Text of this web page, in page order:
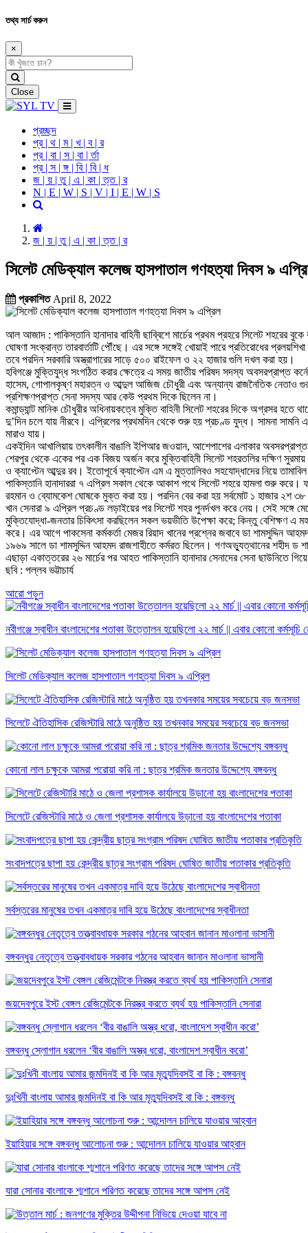
তথ্য সার্চ করুন
×
Close
প্রচ্ছদ
প্র | থ | ম | খ | ব | র
প্র | বা | স | বা | র্তা
প্র | স | ঙ্গ | বি | বি | ধ
জ | য় | তু | এ | কা | ত্ত | র
N | E | W | S | V | I | E | W | S
জ | য় | তু | এ | কা | ত্ত | র
সিলেট মেডিক্যাল কলেজ হাসপাতাল গণহত্যা দিবস ৯
প্রকাশিতApril 8, 2022
আল আজাদ : পাকিস্তানি হানাদার বাহিনী ছাব্বিশে মার্চের প্রথম প্রহরে সিলেট শহরের
ঘোষণা সংক্রান্ত তারবার্তাটি পৌঁছে। এর সঙ্গে সঙ্গেই খোয়াই পারে প্রতিরোধের
তবে পরদিন সরকারি অস্ত্রাগারের সাড়ে ৫০০ রাইফেল ও ২২ হাজার গুলি দখল করা হয়।
হবিগঞ্জে মুক্তিযুদ্ধ সংগঠিত করার ক্ষেত্রে এ সময় জাতীয় পরিষদ সদস্য অবসরপ্রাপ্ত
হাসেম, গোপালকৃষ্ণ মহারত্ন ও আব্দুল আজিজ চৌধুরী এবং অন্যান্য রাজনৈতিক নেতাও
প্রশিক্ষণপ্রাপ্ত সেনা সদস্য আর কেউ প্রথম দিকে ছিলেন না।
কমান্ড্যান্ট মানিক চৌধুরীর অধিনায়কত্বে মুক্তি বাহিনী সিলেট শহরের দিকে অগ্রসর
দু’দিন চলে যায় নীরবে। এপ্রিলের প্রথমদিন থেকে শুরু হয় প্রচণ্ড যুদ্ধ। সামনা
মারাও যায়।
একইদিন আখালিয়ায় তৎকালীন বাঙালি ইপিআর জওয়ান, আশেপাশের এলাকার অবসরপ্রাপ্ত
শেরপুর থেকে একের পর এক বিজয় অর্জন করে মুক্তিবাহিনী সিলেট শহরতলির দক্ষিণ
ও ক্যাপ্টেন আব্দুর রব। ইতোপূর্বে ক্যাপ্টেন এম এ মুত্তালিবও সহযোদ্ধাদের নিয়ে
পাকিস্তানি হানাদাররা ৭ এপ্রিল সকাল থেকে আকাশ পথে সিলেট শহরে হামলা শুরু করে।
রহমান ও ব্যোমকেশ ঘোষকে মুক্ত করা হয়। পরদিন বের করা হয় সর্বমোট ১ হাজার ২শ
খান সেনারা ৯ এপ্রিল প্রচণ্ড লড়াইয়ের পর সিলেট শহর পুনর্দখল করে নেয়। সেই সঙ্গে
মুক্তিযোদ্ধা-জনতার চিকিৎসা করছিলেন সকল ভয়ভীতি উপেক্ষা করে; কিন্তু বেশিক্ষণ এ
করে। এর আগে পাকসেনা কর্মকর্তা মেজর রিয়াদ খানের প্রশ্নের জবাবে ডা শামসুদ্দিন
১৯৬৯ সালে ডা শামসুদ্দিন আহমদ রাজশাহীতে কর্মরত ছিলেন। গণঅভ্যুত্থানের শহীদ ড
এছাড়া একাত্তরের ২৬ মার্চের পর আহত পাকিস্তানি হানাদার সেনাদের সেনা ছাউনিতে
ছবি : পল্লব ভট্টাচার্য
আরো পড়ুন
নবীগঞ্জে স্বাধীন বাংলাদেশের পতাকা উত্তোলন হয়েছিলো ২২ মার্চ || এবার কোনো কর্মসূচি
সিলেট মেডিক্যাল কলেজ হাসপাতাল গণহত্যা দিবস ৯ এপ্রিল
সিলেটে ঐতিহাসিক রেজিস্টারি মাঠে অনুষ্ঠিত হয় তখনকার সময়ের সবচেয়ে বড় জনসভা
কোনো লাল চক্ষুকে আমরা পরোয়া করি না : ছাত্র শ্রমিক জনতার উদ্দেশ্যে বঙ্গবন্ধু
সিলেটে রেজিস্টারি মাঠে ও জেলা প্রশাসক কার্যালয়ে উড়ানো হয় বাংলাদেশের পতাকা
সংবাদপত্রে ছাপা হয় কেন্দ্রীয় ছাত্র সংগ্রাম পরিষদ ঘোষিত জাতীয় পতাকার প্রতিকৃতি
সর্বস্তরের মানুষের তখন একমাত্র দাবি হয়ে উঠেছে বাংলাদেশের স্বাধীনতা
বঙ্গবন্ধুর নেতৃত্বে তত্ত্বাবধায়ক সরকার গঠনের আহবান জানান মাওলানা ভাসানী
জয়দেবপুরে ইস্ট বেঙ্গল রেজিমেন্টকে নিরস্ত্র করতে ব্যর্থ হয় পাকিস্তানি সেনারা
বঙ্গবন্ধু স্লোগান ধরলেন ‘বীর বাঙালি অস্ত্র ধরো, বাংলাদেশ স্বাধীন করো’
দুঃখিনী বাংলায় আমার জন্মদিনই বা কি আর মৃত্যুদিবসই বা কি : বঙ্গবন্ধু
ইয়াহিয়ার সঙ্গে বঙ্গবন্ধু আলোচনা শুরু : আন্দোলন চালিয়ে যাওয়ার আহ্বান
যারা সোনার বাংলাকে শ্মশানে পরিণত করেছে তাদের সঙ্গে আপস নেই